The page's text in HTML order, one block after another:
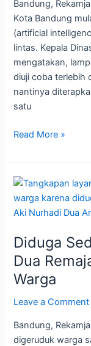
Bandung,
Kota Bandung
(artificial
lintas. Kepala
mengatakan,
diuji coba terlebih
nantinya
satu
AI
Read More »
Diduga
Dua
Warga
Leave a Comment
Bandung,
digeruduk warga
Diduga
Sedang
Transaksi
Dua
Remaja
Di
Bandung
Digeruduk